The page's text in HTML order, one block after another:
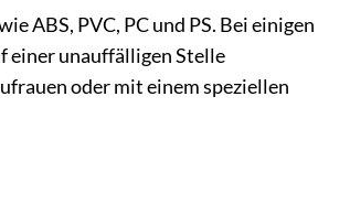
ABS, PVC, PC und PS. Bei einigen
einer unauffälligen Stelle
oder mit einem speziellen